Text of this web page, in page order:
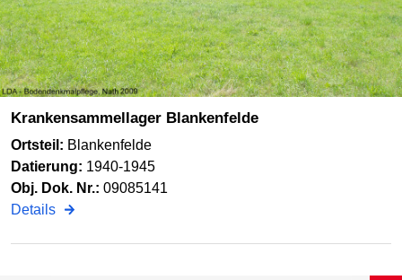
Krankensammellager Blankenfelde
Ortsteil: Blankenfelde
Datierung: 1940-1945
Obj. Dok. Nr.: 09085141
Details